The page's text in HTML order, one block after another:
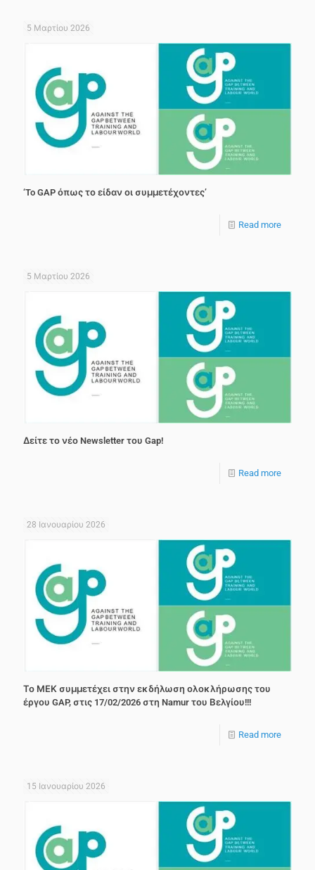
5 Μαρτίου 2026
‘To GAP όπως το είδαν οι συμμετέχοντες’
Read more
5 Μαρτίου 2026
Δείτε το νέο Newsletter του Gap!
Read more
28 Ιανουαρίου 2026
Το ΜΕΚ συμμετέχει στην εκδήλωση ολοκλήρωσης του
έργου GAP, στις 17/02/2026 στη Namur του Βελγίου!!!
Read more
15 Ιανουαρίου 2026